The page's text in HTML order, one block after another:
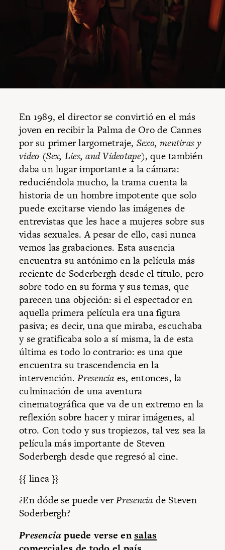
En 1989, el director se convirtió en el más
joven en recibir la Palma de Oro de Cannes
por su primer largometraje, Sexo, mentiras y
video (Sex, Lies, and Videotape), que también
daba un lugar importante a la cámara:
reduciéndola mucho, la trama cuenta la
historia de un hombre impotente que solo
puede excitarse viendo las imágenes de
entrevistas que les hace a mujeres sobre sus
vidas sexuales. A pesar de ello, casi nunca
vemos las grabaciones. Esta ausencia
encuentra su antónimo en la película más
reciente de Soderbergh desde el título, pero
sobre todo en su forma y sus temas, que
parecen una objeción: si el espectador en
aquella primera película era una figura
pasiva; es decir, una que miraba, escuchaba
y se gratificaba solo a sí misma, la de esta
última es todo lo contrario: es una que
encuentra su trascendencia en la
intervención.Presencia es, entonces, la
culminación de una aventura
cinematográfica que va de un extremo en la
reflexión sobre hacer y mirar imágenes, al
otro. Con todo y sus tropiezos, tal vez sea la
película más importante de Steven
Soderbergh desde que regresó al cine.
{{ linea }}
¿En dóde se puede verPresencia de Steven
Soderbergh?
Presencia puede verse ensalas